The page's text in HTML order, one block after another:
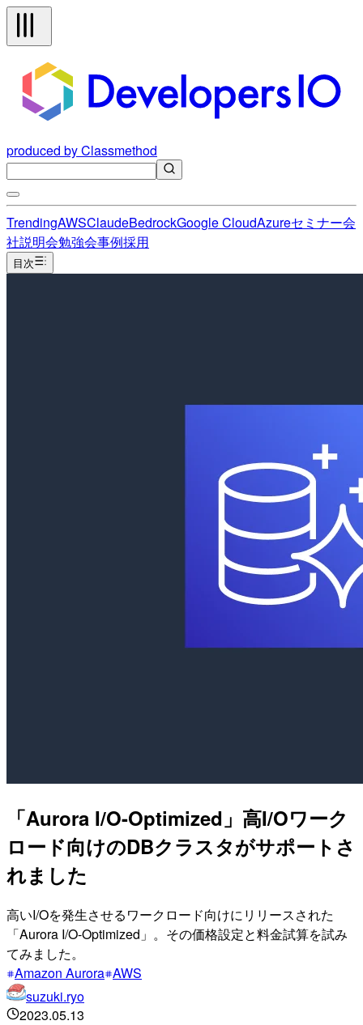
produced by Classmethod
TrendingAWSClaudeBedrockGoogle CloudAzureセミナー会
社説明会勉強会事例採用
目次
「Aurora I/O-Optimized」高I/Oワーク
ロード向けのDBクラスタがサポートさ
れました
高いI/Oを発生させるワークロード向けにリリースされた
「Aurora I/O-Optimized」。その価格設定と料金試算を試み
てみました。
Amazon Aurora AWS
suzuki.ryo
2023.05.13